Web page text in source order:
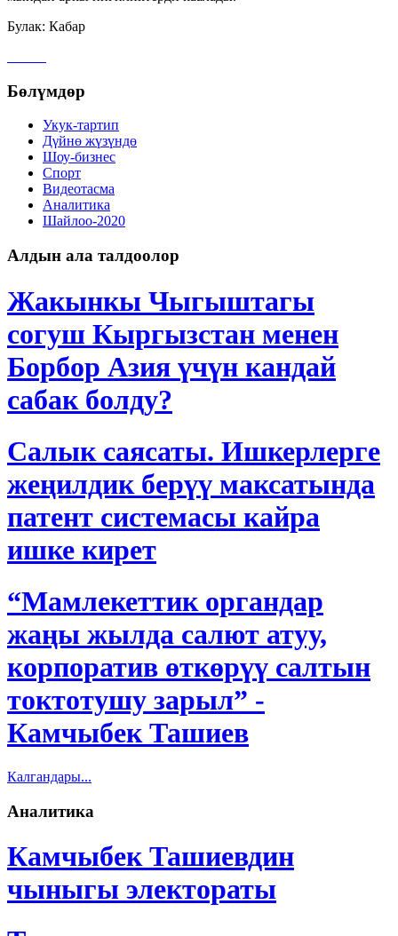
Булак: Кабар
Бөлүмдөр
Укук-тартип
Дγйнө жүзүндө
Шоу-бизнес
Спорт
Видеотасма
Аналитика
Шайлоо-2020
Алдын ала талдоолор
Жакынкы Чыгыштагы
согуш Кыргызстан менен
Борбор Азия үчүн кандай
сабак болду?
Салык саясаты. Ишкерлерге
жеңилдик берүү максатында
патент системасы кайра
ишке кирет
“Мамлекеттик органдар
жаңы жылда салют атуу,
корпоратив өткөрүү салтын
токтотушу зарыл” -
Камчыбек Ташиев
Калгандары...
Аналитика
Камчыбек Ташиевдин
чыныгы электораты